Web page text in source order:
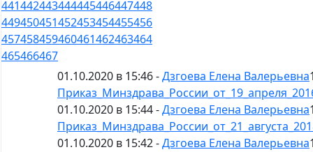
441442443444445446447448
449450451452453454455456
457458459460461462463464
465466467
01.10.2020 в 15:46 -Дзгоева Елена Валерьевна
01.10.2020 в 15:44 -Дзгоева Елена Валерьевна
01.10.2020 в 15:42 -Дзгоева Елена Валерьевна